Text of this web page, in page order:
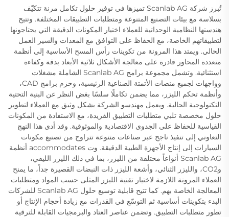
تُبرز شركة Scanlab AG تميزها في توفير حلول تكامل مرنة تتكيّف
بسلاسة مع بيئات التصنيع المتنوعة ومتطلبات التطبيقات المختلفة. وتتيح
هندستها النظامية الوحداتية للعملاء اختيار المكونات الدقيقة التي يحتاجونها
لتطبيقاتهم الخاصة، مع الحفاظ على التوافق مع المعدات والسير العمل
الحالي. ويمتد هذا المرونة من تكوينات رأس المسح الأساسية إلى أنظمة
متعددة المحاور قادرة على معالجة الأشكال ثلاثية الأبعاد بدقة وكفاءة
استثنائية. وتشمل مجموعة برامج Scanlab AG الشاملة مشغلات
وواجهات لجميع منصات الأتمتة الصناعية الرئيسية، وحزم برامج CAD،
وأنظمة تحكم الليزر، مما يضمن تكاملًا سلسًا بغض النظر عن البنية التحتية
التكنولوجية الحالية. ويعمل مهندسو الشركة بشكل وثيق مع العملاء لتطوير
حلول مخصصة تلبي متطلبات التطبيق الفريدة، مع الاستفادة من المكونات
القياسية للحفاظ على الجدوى الاقتصادية والموثوقية. وقد أدى هذا النهج
التعاوني إلى تنفيذ ناجح عبر صناعات متنوعة تتراوح من تصنيع مكونات
السيارات إلى إنتاج الأجهزة الطبية الدقيقة. وت accommodates أنظمة
Scanlab AG أنواعاً مختلفة من الليزر، بما في ذلك الليزر الليفي،
وCO2، والليزر الثنائي، وأشعة الليزر ذات النبضات القصيرة جداً، ما يمنح
العملاء المرونة اللازمة لاختيار تقنية الليزر المثلى حسب المواد ومتطلبات
المعالجة الخاصة بهم. كما تتيح قابلية توسيع حلول Scanlab AG للشركات
البدء بتكوينات أساسية ثم التوسّع في القدرات مع زيادة أحجام الإنتاج أو
تطور متطلبات التطبيق. وتضمن عناصر العتاد والبرمجيات القابلة للترقية